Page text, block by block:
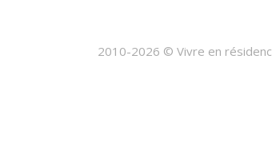
2010-2026 © Vivre en